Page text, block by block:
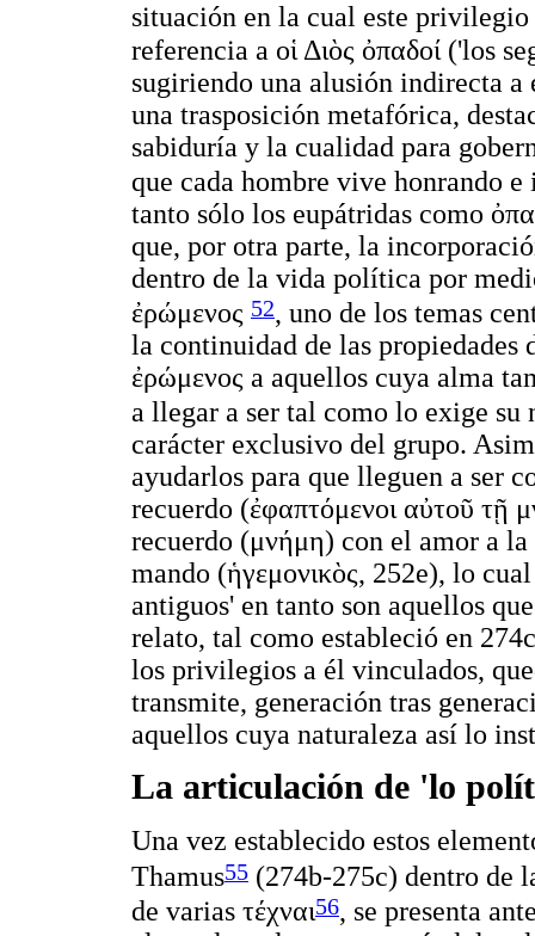
situación en la cual este
referencia a οἱ Διὸς ὀπαδοί('los
sugiriendo una alusión indirecta
una trasposición metafórica,
sabiduría y la cualidad para
que cada hombre vive honrando
tanto sólo los eupátridas como
que, por otra parte, la
dentro de la vida política por
ἐρώμενος 52, uno de los temas
la continuidad de las propiedades
ἐρώμενος a aquellos cuya alma
a llegar a ser tal como lo exige su
carácter exclusivo del grupo.
ayudarlos para que lleguen a ser
recuerdo (ἐφαπτόμενοι αὐτοῦ τῇ
recuerdo (μνήμη) con el amor a
mando (ἡγεμονικὸς, 252e), lo
antiguos' en tanto son aquellos
relato, tal como estableció en
los privilegios a él vinculados,
transmite, generación tras
aquellos cuya naturaleza así lo
La articulación de 'lo
Una vez establecido estos
Thamus55 (274b-275c) dentro de
de varias τέχναι56, se presenta